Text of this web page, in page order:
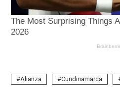
Alianza Cundinamarca